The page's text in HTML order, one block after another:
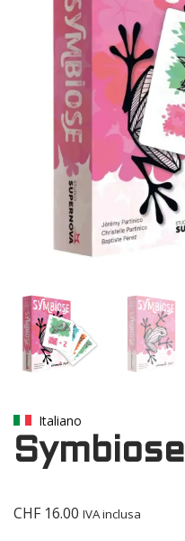
Italiano
Symbiose
CHF16.00 IVA inclusa